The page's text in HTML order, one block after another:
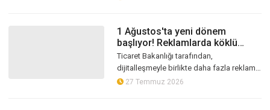
1 Ağustos'ta yeni dönem
başlıyor! Reklamlarda köklü
değişiklik
Ticaret Bakanlığı tarafından,
dijitalleşmeyle birlikte daha fazla reklam
ve ilana maruz kalan tüketicilerin aldatıcı
27 Temmuz 2026